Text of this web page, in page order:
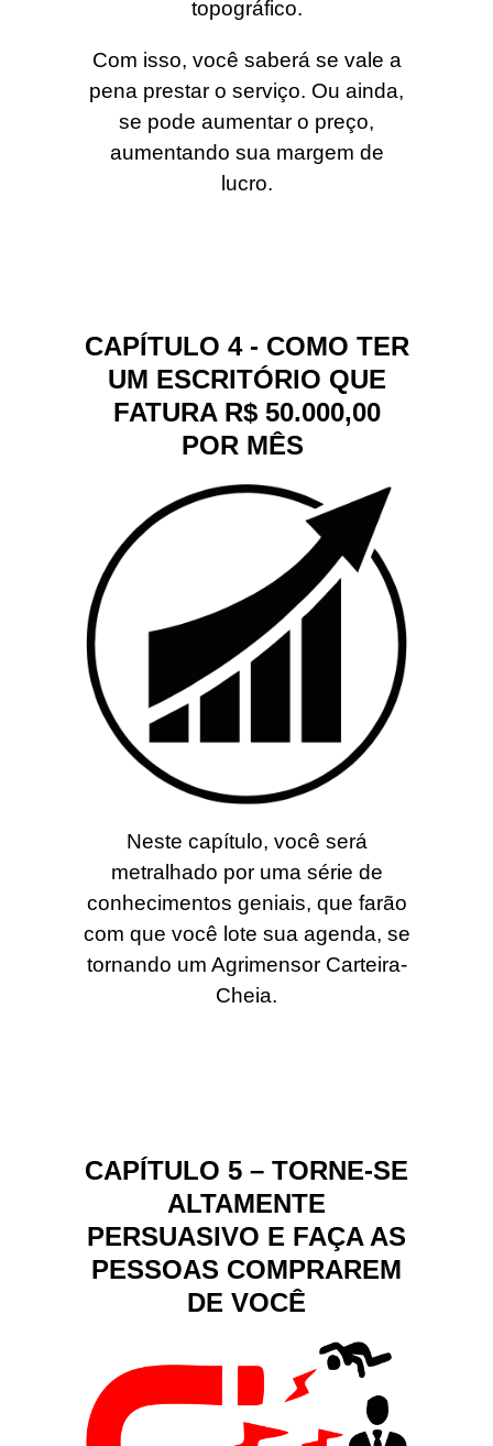
topográfico.
Com isso, você saberá se vale a
pena prestar o serviço. Ou ainda,
se pode aumentar o preço,
aumentando sua margem de
lucro.
CAPÍTULO 4 - COMO TER
UM ESCRITÓRIO QUE
FATURA R$ 50.000,00
POR MÊS
Neste capítulo, você será
metralhado por uma série de
conhecimentos geniais, que farão
com que você lote sua agenda, se
tornando um Agrimensor Carteira-
Cheia.
CAPÍTULO 5 – TORNE-SE
ALTAMENTE
PERSUASIVO E FAÇA AS
PESSOAS COMPRAREM
DE VOCÊ